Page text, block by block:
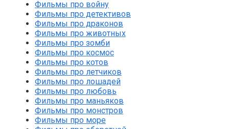
Фильмы про войну
Фильмы про детективов
Фильмы про драконов
Фильмы про животных
Фильмы про зомби
Фильмы про космос
Фильмы про котов
Фильмы про летчиков
Фильмы про лошадей
Фильмы про любовь
Фильмы про маньяков
Фильмы про монстров
Фильмы про море